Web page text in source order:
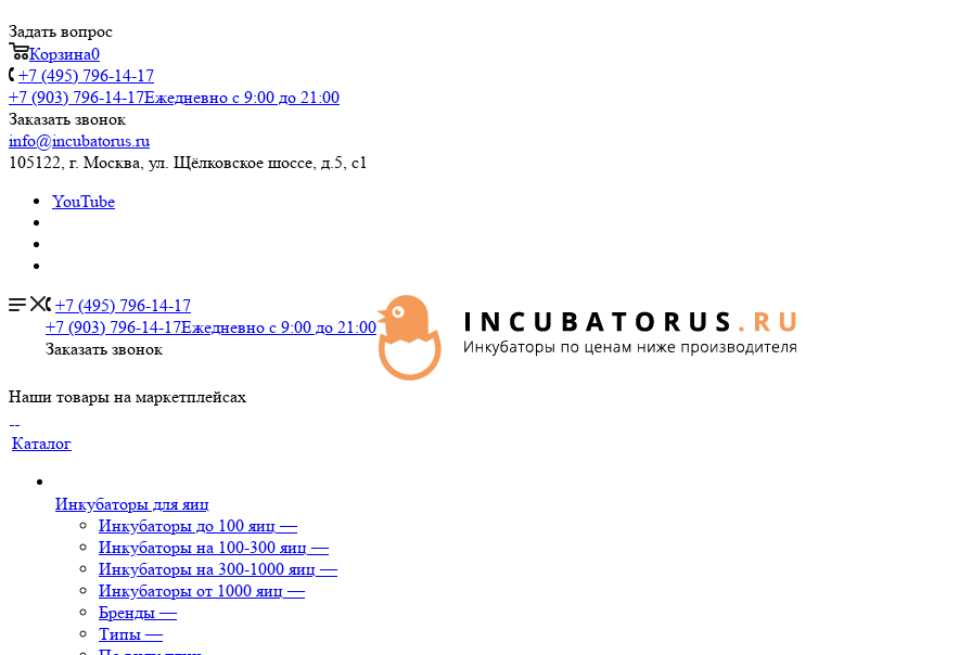
Задать вопрос
Корзина0
+7 (495) 796-14-17
+7 (903) 796-14-17Ежедневно с 9:00 до 21:00
Заказать звонок
info@incubatorus.ru
105122, г. Москва, ул. Щёлковское шоссе, д.5, с1
YouTube
+7 (495) 796-14-17
+7 (903) 796-14-17Ежедневно с 9:00 до 21:00
Заказать звонок
Наши товары на маркетплейсах
Каталог
Инкубаторы для яиц
Инкубаторы до 100 яиц —
Инкубаторы на 100-300 яиц —
Инкубаторы на 300-1000 яиц —
Инкубаторы от 1000 яиц —
Бренды —
Типы —